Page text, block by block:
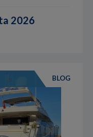
2026
BLOG